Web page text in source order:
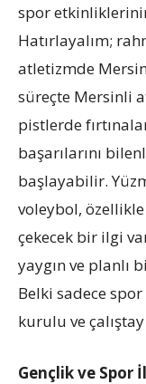
spor
Hatırlayalım;
atletizmde
süreçte Mersinli
pistlerde
başarılarını
başlayabilir.
voleybol,
çekecek bir ilgi
yaygın ve planlı
Belki sadece spor
kurulu ve
Gençlik ve Spor